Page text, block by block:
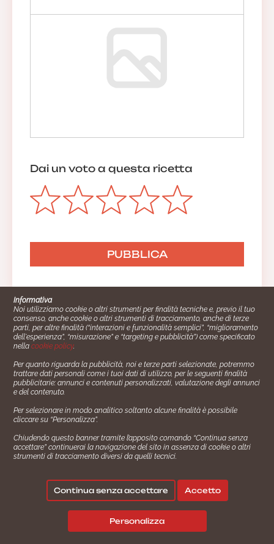
Dai un voto a questa ricetta
Cucinare.it è un marchio commerciale di Impiego24.it s.r.l.
copyright 2014 - 2024 P.IVA: 03406490130
Azienda certiﬁcata ISO 27001 numero: SNR 73140386/89/I
- Azienda certiﬁcata ISO 9001 numero: SNR
Gestione consensi e categorie merceologiche marketing
Seguici su:
Termini e Condizioni
Informativa
Noi utilizziamo cookie o altri strumenti per finalità tecniche e, previo il tuo
consenso, anche cookie o altri strumenti di tracciamento, anche di terze
parti, per altre finalità (“interazioni e funzionalità semplici”, “miglioramento
dell'esperienza”, “misurazione” e “targeting e pubblicità”) come specificato
nellacookie policy.
Per quanto riguarda la pubblicità, noi e terze parti selezionate, potremmo
trattare dati personali come i tuoi dati di utilizzo, per le seguenti finalità
pubblicitarie: annunci e contenuti personalizzati, valutazione degli annunci
e del contenuto.
Per selezionare in modo analitico soltanto alcune finalità è possibile
cliccare su “Personalizza”.
Chiudendo questo banner tramite l’apposito comando “Continua senza
accettare” continuerai la navigazione del sito in assenza di cookie o altri
strumenti di tracciamento diversi da quelli tecnici.
Personalizza
Continua senza accettare Accetto